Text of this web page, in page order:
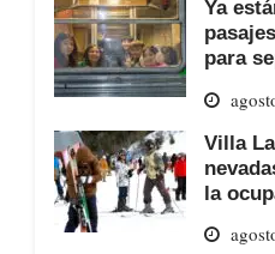
Ya
para
Villa
la